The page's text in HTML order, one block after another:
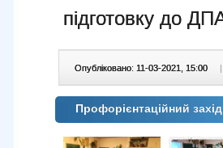
підготовку до
Опубліковано: 11-03-2021, 15:00 |
Профорієнтаційний